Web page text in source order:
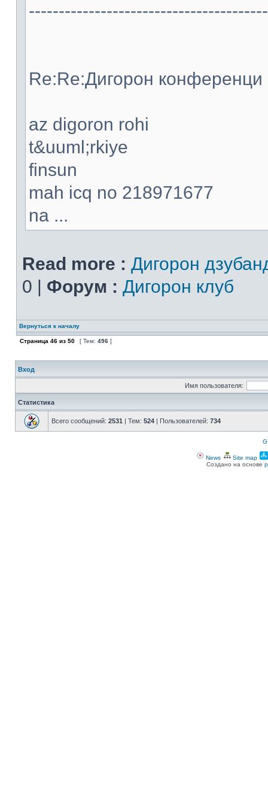
Re:Re:Дигорон
az digoron rohi
t&uuml;rkiye
finsun
mah icq no 218971677
na ...
Read more : Дигорон
0 | Форум : Дигорон клуб
Вернуться к началу
Страница 46 из 50 [ Тем: 496 ]
Вход
Имя пользователя:
Статистика
Всего сообщений: 2531 | Тем: 524 | Пользователей: 734
News Site map
Создано на основе